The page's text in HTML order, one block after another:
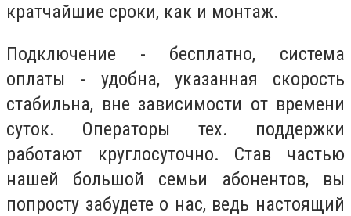
кратчайшие сроки, как и монтаж.
Подключение - бесплатно, система
оплаты - удобна, указанная скорость
стабильна, вне зависимости от времени
суток. Операторы тех. поддержки
работают круглосуточно. Став частью
нашей большой семьи абонентов, вы
попросту забудете о нас, ведь настоящий